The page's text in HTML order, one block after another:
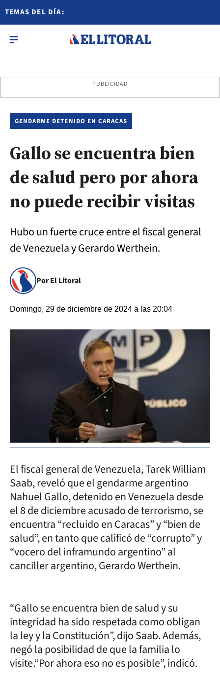
TEMAS DEL DÍA:
PUBLICIDAD
GENDARME DETENIDO EN CARACAS
Gallo se encuentra bien
de salud pero por ahora
no puede recibir visitas
Hubo un fuerte cruce entre el fiscal general
de Venezuela y Gerardo Werthein.
Por El Litoral
Domingo, 29 de diciembre de 2024 a las 20:04
El fiscal general de Venezuela, Tarek William
Saab, reveló que el gendarme argentino
Nahuel Gallo, detenido en Venezuela desde
el 8 de diciembre acusado de terrorismo, se
encuentra “recluido en Caracas” y “bien de
salud”, en tanto que calificó de “corrupto” y
“vocero del inframundo argentino” al
canciller argentino, Gerardo Werthein.
“Gallo se encuentra bien de salud y su
integridad ha sido respetada como obligan
la ley y la Constitución”, dijo Saab. Además,
negó la posibilidad de que la familia lo
visite.“Por ahora eso no es posible”, indicó.